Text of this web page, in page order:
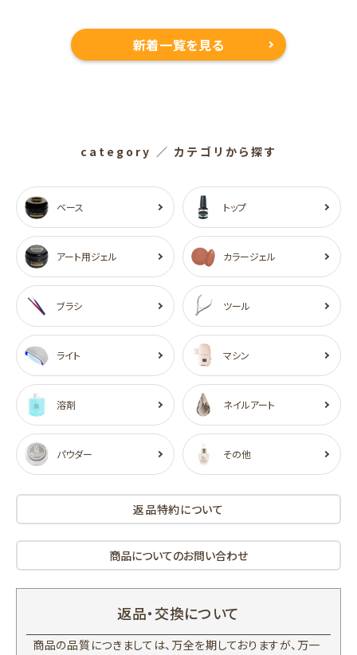
新着一覧を見る
category ／ カテゴリから探す
ベース トップ
アート用ジェル カラージェル
ブラシ ツール
ライト マシン
溶剤 ネイルアート
パウダー その他
返品特約について
商品についてのお問い合わせ
返品・交換について
商品の品質につきましては、万全を期しておりますが、万一